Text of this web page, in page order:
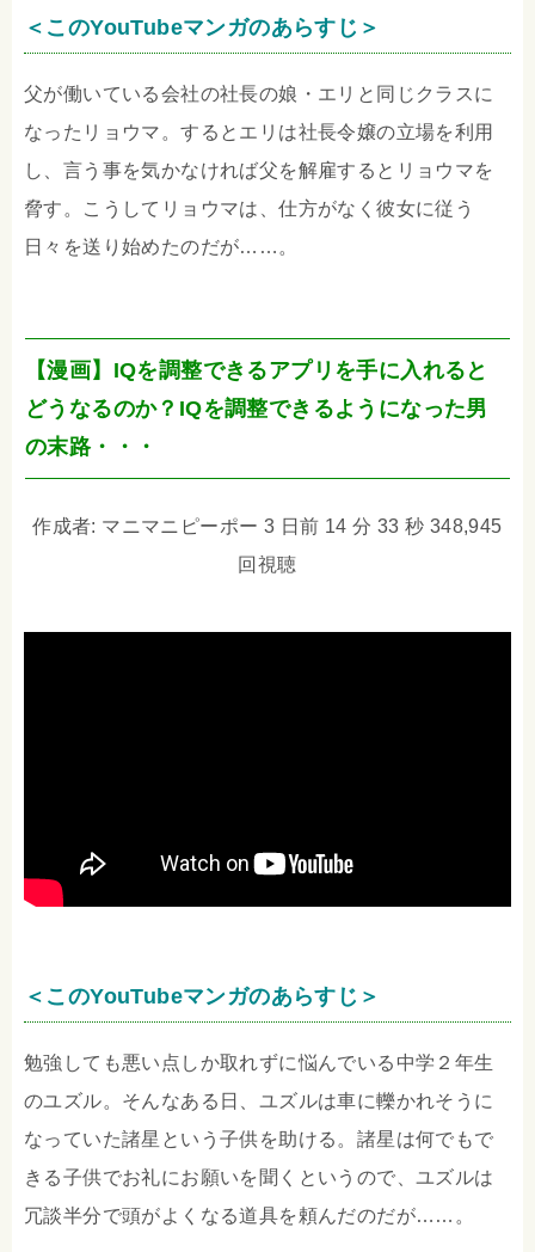
＜このYouTubeマンガのあらすじ＞
父が働いている会社の社長の娘・エリと同じクラスに
なったリョウマ。するとエリは社長令嬢の立場を利用
し、言う事を気かなければ父を解雇するとリョウマを
脅す。こうしてリョウマは、仕方がなく彼女に従う
日々を送り始めたのだが……。
【漫画】IQを調整できるアプリを手に入れると
どうなるのか？IQを調整できるようになった男
の末路・・・
作成者: マニマニピーポー 3 日前 14 分 33 秒 348,945
回視聴
＜このYouTubeマンガのあらすじ＞
勉強しても悪い点しか取れずに悩んでいる中学２年生
のユズル。そんなある日、ユズルは車に轢かれそうに
なっていた諸星という子供を助ける。諸星は何でもで
きる子供でお礼にお願いを聞くというので、ユズルは
冗談半分で頭がよくなる道具を頼んだのだが……。